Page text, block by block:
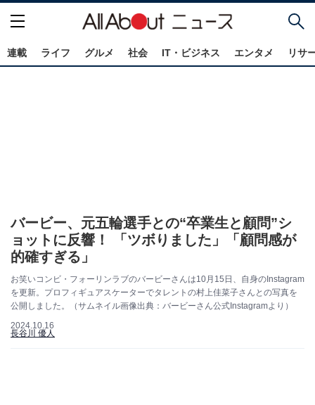
連載 ライフ グルメ 社会 IT・ビジネス エンタメ リサ
バービー、元五輪選手との“卒業生と顧問”シ
ョットに反響！ 「ツボりました」「顧問感が
的確すぎる」
お笑いコンビ・フォーリンラブのバービーさんは10月15日、自身のInstagram
を更新。プロフィギュアスケーターでタレントの村上佳菜子さんとの写真を
公開しました。（サムネイル画像出典：バービーさん公式Instagramより）
2024.10.16
長谷川 優人